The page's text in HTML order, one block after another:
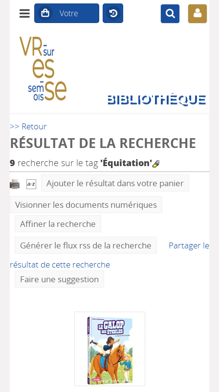
BIBLIOTHÈQUE
>> Retour
RÉSULTAT DE LA RECHERCHE
9 recherche sur le tag 'Équitation'
Ajouter le résultat dans votre panier
Visionner les documents numériques
Affiner la recherche
Générer le flux rss de la recherche
Partager le
résultat de cette recherche
Faire une suggestion